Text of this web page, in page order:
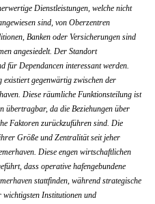
Dienstleistungen, welche nicht
sind, von Oberzentren
Banken oder Versicherungen sind
angesiedelt. Der Standort
für Dependancen interessant werden.
existiert gegenwärtig zwischen der
Diese räumliche Funktionsteilung ist
übertragbar, da die Beziehungen über
Faktoren zurückzuführen sind. Die
Größe und Zentralität seit jeher
Diese engen wirtschaftlichen
dass operative hafengebundene
stattfinden, während strategische
Institutionen und